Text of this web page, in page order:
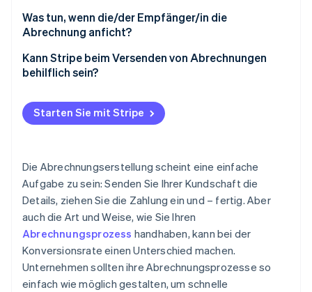
Wählen Sie eine digitale Abrechnungsmethode
Abrechnung digital erstellen
Angaben bestätigen
Aufzeichnungen führen
Was tun, wenn die/der Empfänger/in die
Abrechnung anficht?
Hören Sie sich das Problem an
Erklären Sie ruhig und beheben Sie eventuelle Fehler
Nachfassen
Kann Stripe beim Versenden von Abrechnungen
behilflich sein?
Starten Sie mit Stripe
Die Abrechnungserstellung scheint eine einfache
Aufgabe zu sein: Senden Sie Ihrer Kundschaft die
Details, ziehen Sie die Zahlung ein und – fertig. Aber
auch die Art und Weise, wie Sie Ihren
Abrechnungsprozess handhaben, kann bei der
Konversionsrate einen Unterschied machen.
Unternehmen sollten ihre Abrechnungsprozesse so
einfach wie möglich gestalten, um schnelle